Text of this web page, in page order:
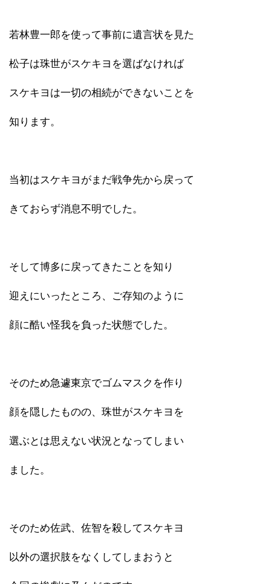
若林豊一郎を使って事前に遺言状を見た
松子は珠世がスケキヨを選ばなければ
スケキヨは一切の相続ができないことを
知ります。
当初はスケキヨがまだ戦争先から戻って
きておらず消息不明でした。
そして博多に戻ってきたことを知り
迎えにいったところ、ご存知のように
顔に酷い怪我を負った状態でした。
そのため急遽東京でゴムマスクを作り
顔を隠したものの、珠世がスケキヨを
選ぶとは思えない状況となってしまい
ました。
そのため佐武、佐智を殺してスケキヨ
以外の選択肢をなくしてしまおうと